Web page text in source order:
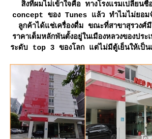
สิ่งที่ผมไม่เข้าใจคือ ทางโรงแรมเปลี่ยน
concept ของ Tunes แล้ว ทำไมไม่ยอม
ลูกค้าได้แช่เครื่องดื่ม ขณะที่สาขาสุรวงศ์
ราคาเต็มหลักพันตั้งอยู่ในเมืองหลวงของประ
ระดับ top 3 ของโลก แต่ไม่มีตู้เย็นให้เป็น